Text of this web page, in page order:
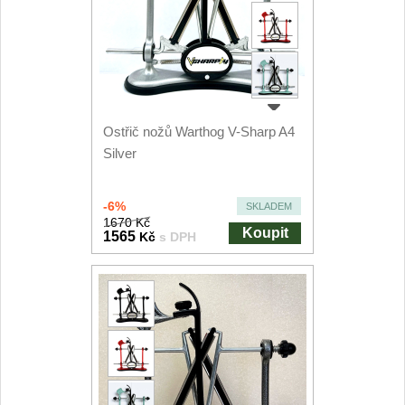
Nože s pevnou čepelí
10
Ostřič nožů Warthog V-Sharp A4
Silver
-6% SKLADEM
1670 Kč
1565 Kč s DPH Koupit